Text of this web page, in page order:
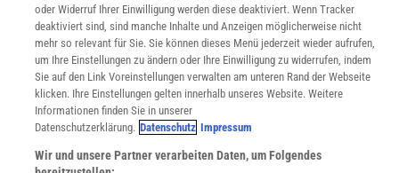
WEBSEITEN
KielSCN
Wissenschaft in die Schulen
SciLogs
Uns finden Sie auch hier:
oder Widerruf Ihrer Einwilligung werden diese deaktiviert. Wenn Tracker
deaktiviert sind, sind manche Inhalte und Anzeigen möglicherweise nicht
mehr so relevant für Sie. Sie können dieses Menü jederzeit wieder aufrufen,
um Ihre Einstellungen zu ändern oder Ihre Einwilligung zu widerrufen, indem
Sie auf den Link Voreinstellungen verwalten am unteren Rand der Webseite
klicken. Ihre Einstellungen gelten innerhalb unseres Website. Weitere
Informationen finden Sie in unserer
Datenschutzerklärung. Datenschutz Impressum
Wir und unsere Partner verarbeiten Daten, um Folgendes